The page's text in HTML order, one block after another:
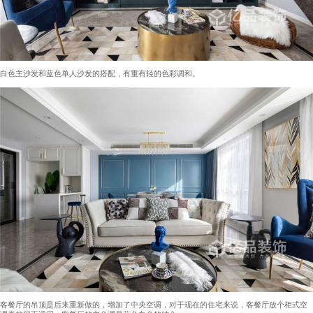
白色主沙发和蓝色单人沙发的搭配，有重有轻的色彩调和。
客餐厅的吊顶是后来重新做的，增加了中央空调，对于现在的住宅来说，客餐厅放个柜式空